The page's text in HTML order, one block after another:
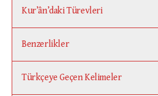
Kur’ân’daki Türevleri
Benzerlikler
Türkçeye Geçen Kelimeler